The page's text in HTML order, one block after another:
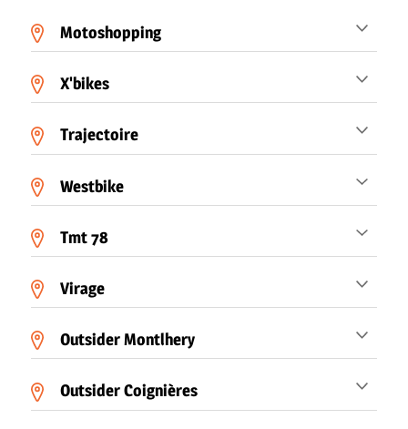
Motoshopping
X'bikes
Trajectoire
Westbike
Tmt 78
Virage
Outsider Montlhery
Outsider Coignières